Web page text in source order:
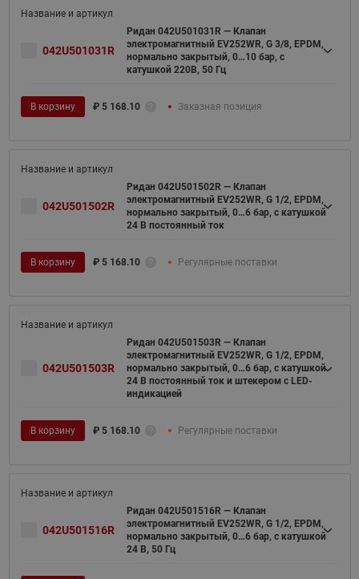
042U501031R
Ридан 042U501031R — Клапан
электромагнитный EV252WR, G 3/8, EPDM,
нормально закрытый, 0…10 бар, с
катушкой 220В, 50 Гц
В корзину ₽ 5 168.10 Заказная позиция
042U501502R
Ридан 042U501502R — Клапан
электромагнитный EV252WR, G 1/2, EPDM,
нормально закрытый, 0…6 бар, с катушкой
24 В постоянный ток
В корзину ₽ 5 168.10 Регулярные поставки
042U501503R
Ридан 042U501503R — Клапан
электромагнитный EV252WR, G 1/2, EPDM,
нормально закрытый, 0…6 бар, с катушкой
24 В постоянный ток и штекером с LED-
индикацией
В корзину ₽ 5 168.10 Регулярные поставки
042U501516R
Ридан 042U501516R — Клапан
электромагнитный EV252WR, G 1/2, EPDM,
нормально закрытый, 0…6 бар, с катушкой
24 В, 50 Гц